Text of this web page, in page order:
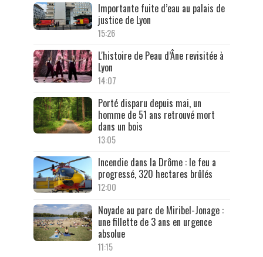
Importante fuite d’eau au palais de
justice de Lyon
15:26
L'histoire de Peau d’Âne revisitée à
Lyon
14:07
Porté disparu depuis mai, un
homme de 51 ans retrouvé mort
dans un bois
13:05
Incendie dans la Drôme : le feu a
progressé, 320 hectares brûlés
12:00
Noyade au parc de Miribel-Jonage :
une fillette de 3 ans en urgence
absolue
11:15